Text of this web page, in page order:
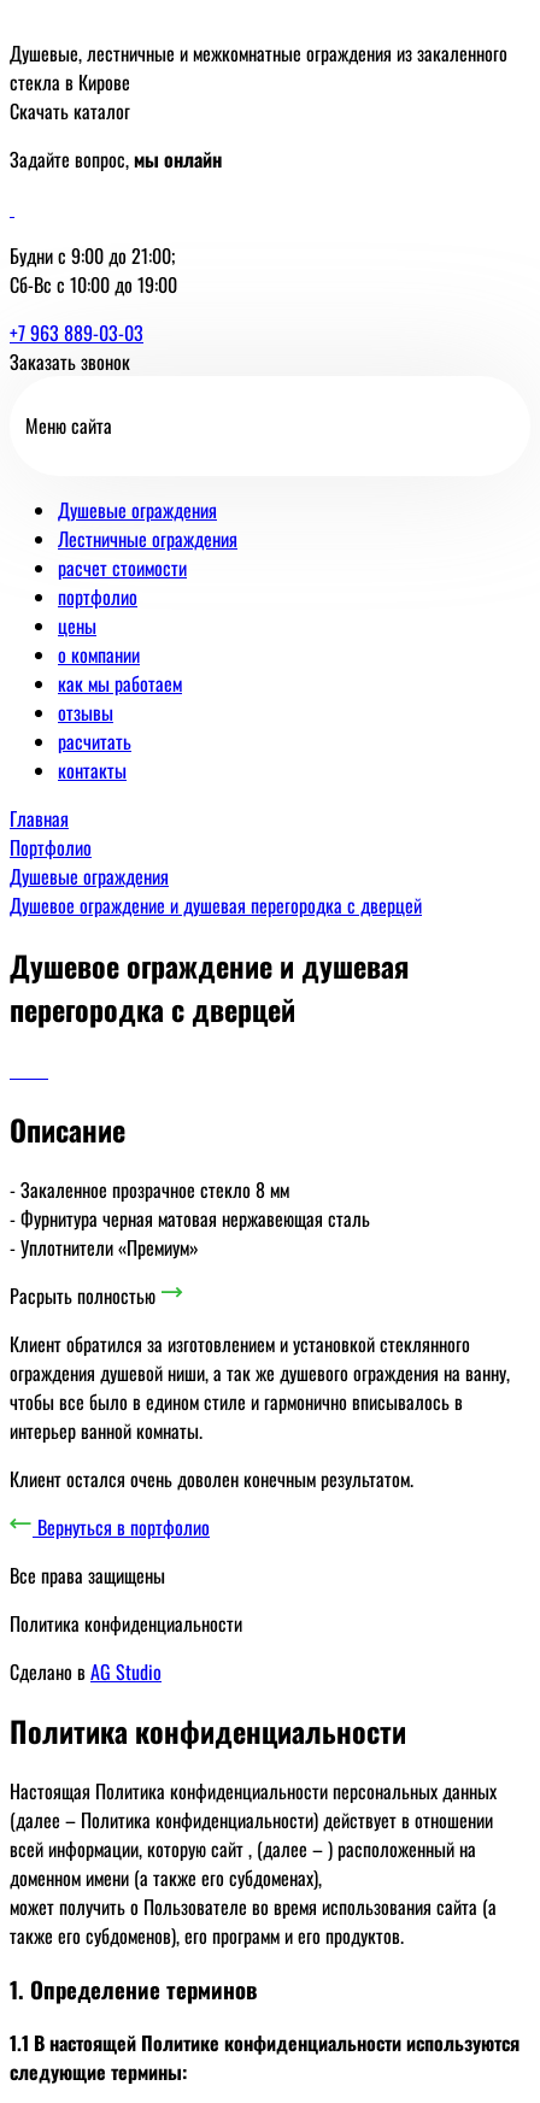
Душевые, лестничные и межкомнатные ограждения из закаленного
стекла в Кирове
Скачать каталог
Задайте вопрос,мы онлайн
Будни с 9:00 до 21:00;
Сб-Вс с 10:00 до 19:00
+7 963 889-03-03
Заказать звонок
Меню сайта
Душевые ограждения
Лестничные ограждения
расчет стоимости
портфолио
цены
о компании
как мы работаем
отзывы
расчитать
контакты
Главная
Портфолио
Душевые ограждения
Душевое ограждение и душевая перегородка с дверцей
Душевое ограждение и душевая
перегородка с дверцей
Описание
- Закаленное прозрачное стекло 8 мм
- Фурнитура черная матовая нержавеющая сталь
- Уплотнители «Премиум»
Расрыть полностью
Клиент обратился за изготовлением и установкой стеклянного
ограждения душевой ниши, а так же душевого ограждения на ванну,
чтобы все было в едином стиле и гармонично вписывалось в
интерьер ванной комнаты.
Клиент остался очень доволен конечным результатом.
Вернуться в портфолио
Все права защищены
Политика конфиденциальности
Сделано вAG Studio
Политика конфиденциальности
Настоящая Политика конфиденциальности персональных данных
(далее – Политика конфиденциальности) действует в отношении
всей информации, которую сайт , (далее – ) расположенный на
доменном имени (а также его субдоменах),
может получить о Пользователе во время использования сайта (а
также его субдоменов), его программ и его продуктов.
1. Определение терминов
1.1 В настоящей Политике конфиденциальности используются
следующие термины: